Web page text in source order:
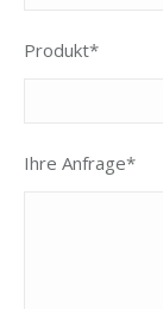
Produkt*
Ihre Anfrage*